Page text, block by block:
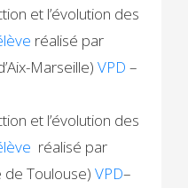
et l’évolution des
réalisé par
Marseille)VPD –
et l’évolution des
réalisé par
de Toulouse)VPD–